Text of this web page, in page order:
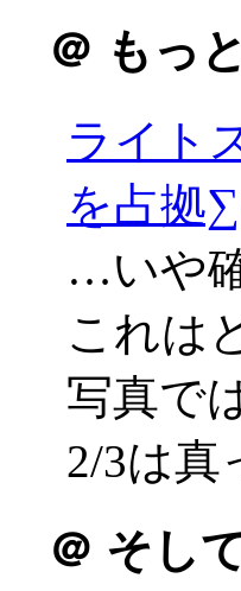
＠ もっ
ライト
を占拠
…いや
これは
写真で
2/3は真
＠ そし